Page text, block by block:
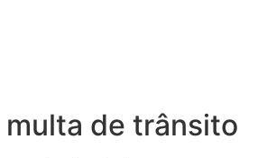
multa de trânsito